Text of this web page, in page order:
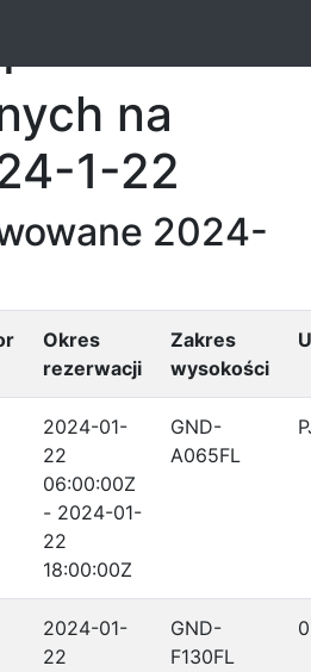
na
1-22
2024-
Okres
rezerwacji
Zakres
wysokości
2024-01-
22
06:00:00Z
- 2024-01-
22
18:00:00Z
GND-
A065FL
2024-01-
22
GND-
F130FL